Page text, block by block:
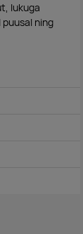
lukuga
ning